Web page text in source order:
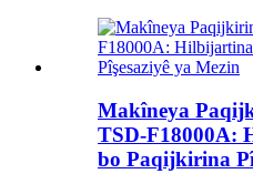
Makîneya
TSD-F18000A:
bo Paqijkirina